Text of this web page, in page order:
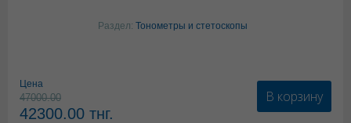
Раздел: Тонометры и стетоскопы
Цена
47000.00
42300.00 тнг.
В корзину